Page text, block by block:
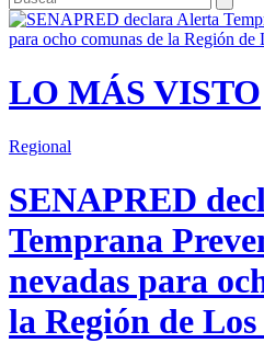
LO MÁS VISTO
Regional
SENAPRED
Temprana
nevadas para
la Región de